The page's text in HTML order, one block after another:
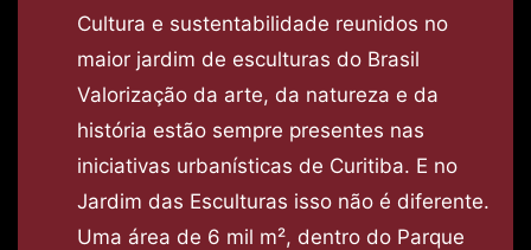
Cultura e sustentabilidade reunidos no
maior jardim de esculturas do Brasil
Valorização da arte, da natureza e da
história estão sempre presentes nas
iniciativas urbanísticas de Curitiba. E no
Jardim das Esculturas isso não é diferente.
Uma área de 6 mil m², dentro do Parque